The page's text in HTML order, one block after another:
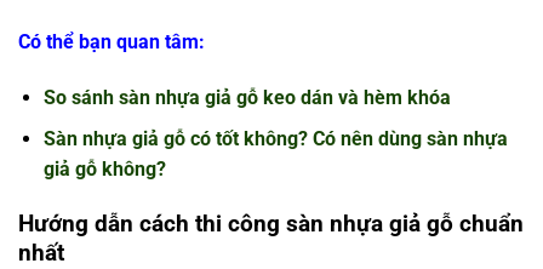
Có thể bạn quan tâm:
So sánh sàn nhựa giả gỗ keo dán và hèm khóa
Sàn nhựa giả gỗ có tốt không? Có nên dùng sàn nhựa
giả gỗ không?
Hướng dẫn cách thi công sàn nhựa giả gỗ chuẩn
nhất